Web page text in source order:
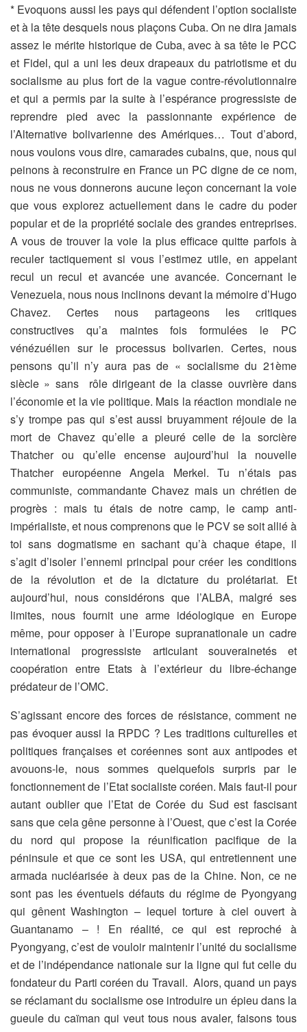
* Evoquons aussi les pays qui défendent l’option socialiste
et à la tête desquels nous plaçons Cuba. On ne dira jamais
assez le mérite historique de Cuba, avec à sa tête le PCC
et Fidel, qui a uni les deux drapeaux du patriotisme et du
socialisme au plus fort de la vague contre-révolutionnaire
et qui a permis par la suite à l’espérance progressiste de
reprendre pied avec la passionnante expérience de
l’Alternative bolivarienne des Amériques… Tout d’abord,
nous voulons vous dire, camarades cubains, que, nous qui
peinons à reconstruire en France un PC digne de ce nom,
nous ne vous donnerons aucune leçon concernant la voie
que vous explorez actuellement dans le cadre du poder
popular et de la propriété sociale des grandes entreprises.
A vous de trouver la voie la plus efficace quitte parfois à
reculer tactiquement si vous l’estimez utile, en appelant
recul un recul et avancée une avancée. Concernant le
Venezuela, nous nous inclinons devant la mémoire d’Hugo
Chavez. Certes nous partageons les critiques
constructives qu’a maintes fois formulées le PC
vénézuélien sur le processus bolivarien. Certes, nous
pensons qu’il n’y aura pas de « socialisme du 21ème
siècle » sans rôle dirigeant de la classe ouvrière dans
l’économie et la vie politique. Mais la réaction mondiale ne
s’y trompe pas qui s’est aussi bruyamment réjouie de la
mort de Chavez qu’elle a pleuré celle de la sorcière
Thatcher ou qu’elle encense aujourd’hui la nouvelle
Thatcher européenne Angela Merkel. Tu n’étais pas
communiste, commandante Chavez mais un chrétien de
progrès : mais tu étais de notre camp, le camp anti-
impérialiste, et nous comprenons que le PCV se soit allié à
toi sans dogmatisme en sachant qu’à chaque étape, il
s’agit d’isoler l’ennemi principal pour créer les conditions
de la révolution et de la dictature du prolétariat. Et
aujourd’hui, nous considérons que l’ALBA, malgré ses
limites, nous fournit une arme idéologique en Europe
même, pour opposer à l’Europe supranationale un cadre
international progressiste articulant souverainetés et
coopération entre Etats à l’extérieur du libre-échange
prédateur de l’OMC.
S’agissant encore des forces de résistance, comment ne
pas évoquer aussi la RPDC ? Les traditions culturelles et
politiques françaises et coréennes sont aux antipodes et
avouons-le, nous sommes quelquefois surpris par le
fonctionnement de l’Etat socialiste coréen. Mais faut-il pour
autant oublier que l’Etat de Corée du Sud est fascisant
sans que cela gêne personne à l’Ouest, que c’est la Corée
du nord qui propose la réunification pacifique de la
péninsule et que ce sont les USA, qui entretiennent une
armada nucléarisée à deux pas de la Chine. Non, ce ne
sont pas les éventuels défauts du régime de Pyongyang
qui gênent Washington – lequel torture à ciel ouvert à
Guantanamo – ! En réalité, ce qui est reproché à
Pyongyang, c’est de vouloir maintenir l’unité du socialisme
et de l’indépendance nationale sur la ligne qui fut celle du
fondateur du Parti coréen du Travail. Alors, quand un pays
se réclamant du socialisme ose introduire un épieu dans la
gueule du caïman qui veut tous nous avaler, faisons tous